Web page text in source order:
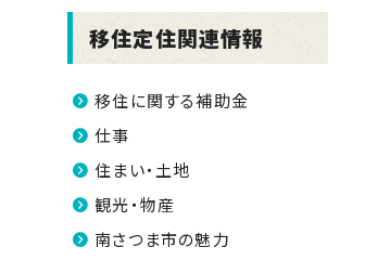
移住定住関連情報
移住に関する補助金
仕事
住まい・土地
観光・物産
南さつま市の魅力